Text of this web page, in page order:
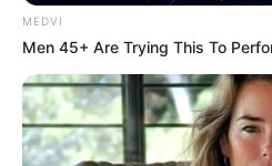
MEDVI
Men 45+ Are Trying This To